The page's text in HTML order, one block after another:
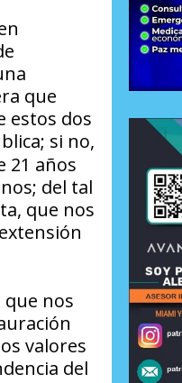
que
estos dos
blica; si no,
21 años
del tal
que nos
que nos
valores
del